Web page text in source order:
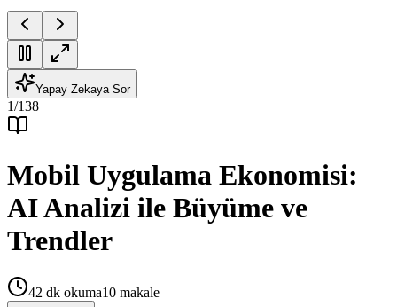
Yapay Zekaya Sor
1/138
Mobil Uygulama Ekonomisi:
AI Analizi ile Büyüme ve
Trendler
42 dk okuma10 makale